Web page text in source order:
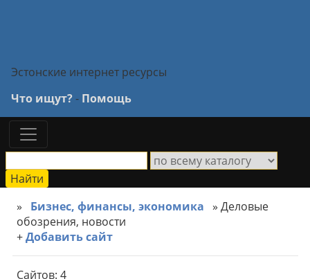
Эстонские интернет ресурсы
Что ищут?- Помощь
» Бизнес, финансы, экономика » Деловые
обозрения, новости
+Добавить сайт
Сайтов: 4